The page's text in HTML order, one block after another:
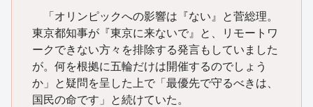
「オリンピックへの影響は『ない』と菅総理。
東京都知事が『東京に来ないで』と、リモートワ
ークできない方々を排除する発言もしていました
が。何を根拠に五輪だけは開催するのでしょう
か」と疑問を呈した上で「最優先で守るべきは、
国民の命です」と続けていた。